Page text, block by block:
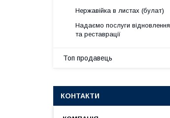
Нержавійка в листах (булат)
Надаємо послуги відновлення
та реставрації
Топ продавець
КОНТАКТИ